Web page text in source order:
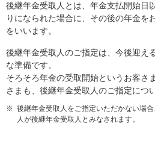
後継年金受取人とは、年金支払開始日
りになられた場合に、その後の年金を
をいいます。
後継年金受取人のご指定は、今後迎え
な準備です。
そろそろ年金の受取開始というお客さ
さまも、後継年金受取人のご指定につ
※ 後継年金受取人をご指定いただかない場
人が後継年金受取人とみなされます。